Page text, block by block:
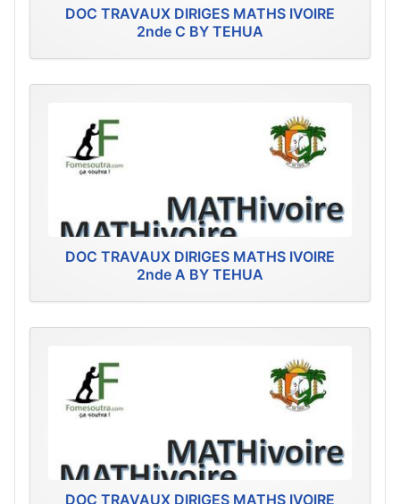
DOC TRAVAUX DIRIGES MATHS IVOIRE
2nde C BY TEHUA
DOC TRAVAUX DIRIGES MATHS IVOIRE
2nde A BY TEHUA
DOC TRAVAUX DIRIGES MATHS IVOIRE